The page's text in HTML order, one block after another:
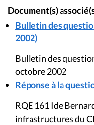
Document(s)
Bulletin des
2002)
Bulletin des
octobre 2002
Réponse à la
RQE 161 Ide
infrastructures du